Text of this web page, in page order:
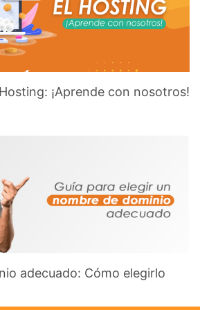
¡Aprende con nosotros!
adecuado: Cómo elegirlo